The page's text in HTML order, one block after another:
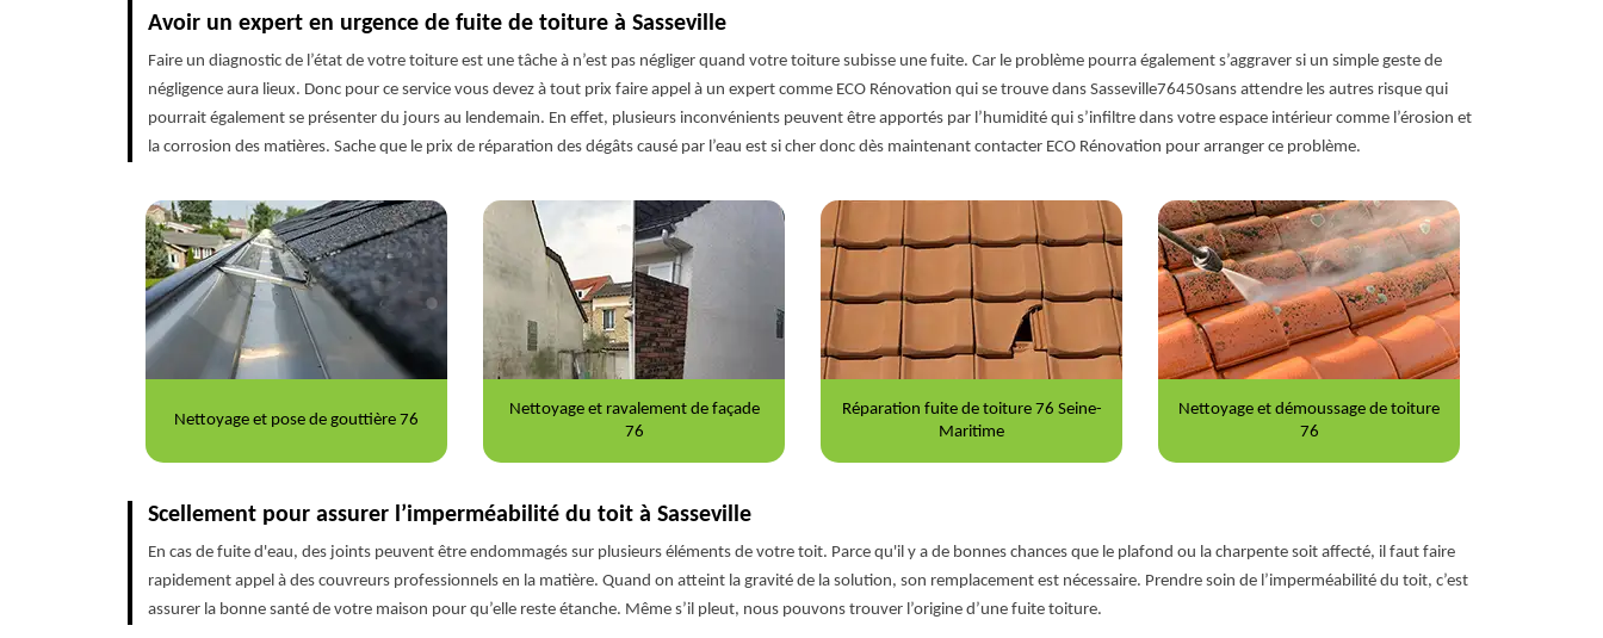
Avoir un expert en urgence de fuite de toiture à Sasseville
Faire un diagnostic de l’état de votre toiture est une tâche à n’est pas négliger quand votre toiture subisse une fuite. Car le problème pourra également s’aggraver si un simple geste de
négligence aura lieux. Donc pour ce service vous devez à tout prix faire appel à un expert comme ECO Rénovation qui se trouve dans Sasseville76450sans attendre les autres risque qui
pourrait également se présenter du jours au lendemain. En effet, plusieurs inconvénients peuvent être apportés par l’humidité qui s’infiltre dans votre espace intérieur comme l’érosion et
la corrosion des matières. Sache que le prix de réparation des dégâts causé par l’eau est si cher donc dès maintenant contacter ECO Rénovation pour arranger ce problème.
Nettoyage et pose de gouttière 76
Nettoyage et ravalement de façade
76
Réparation fuite de toiture 76 Seine-
Maritime
Nettoyage et démoussage de toiture
76
Scellement pour assurer l’imperméabilité du toit à Sasseville
En cas de fuite d'eau, des joints peuvent être endommagés sur plusieurs éléments de votre toit. Parce qu'il y a de bonnes chances que le plafond ou la charpente soit affecté, il faut faire
rapidement appel à des couvreurs professionnels en la matière. Quand on atteint la gravité de la solution, son remplacement est nécessaire. Prendre soin de l’imperméabilité du toit, c’est
assurer la bonne santé de votre maison pour qu’elle reste étanche. Même s’il pleut, nous pouvons trouver l’origine d’une fuite toiture.